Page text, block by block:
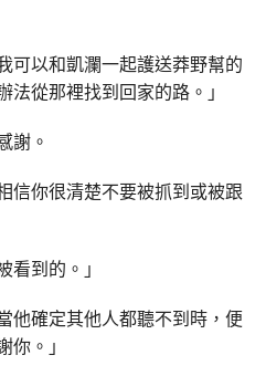
可以和凱瀾一起護送莽野幫的
從那裡找到回家的路。」
謝。
信你很清楚不要被抓到或被跟
到的。」
他確定其他人都聽不到時，便
。」